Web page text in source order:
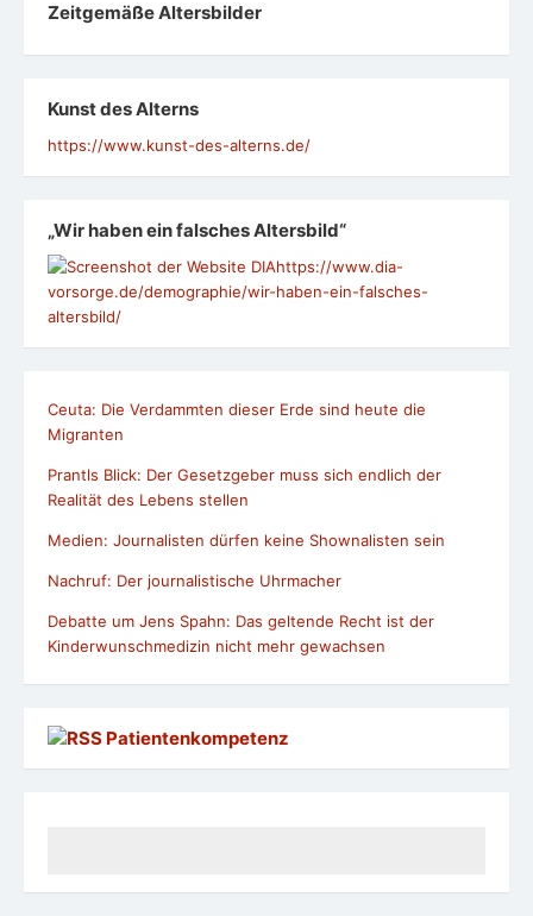
Zeit­ge­mäße Alters­bil­der
Kunst des Alterns
https://www.kunst-des-alterns.de/
„Wir haben ein falsches Altersbild“
https://www.dia-
vorsorge.de/demographie/wir-haben-ein-falsches-
altersbild/
Ceuta: Die Verdammten dieser Erde sind heute die
Migranten
Prantls Blick: Der Gesetzgeber muss sich endlich der
Realität des Lebens stellen
Medien: Journalisten dürfen keine Shownalisten sein
Nachruf: Der journalistische Uhrmacher
Debatte um Jens Spahn: Das geltende Recht ist der
Kinderwunschmedizin nicht mehr gewachsen
Patientenkompetenz